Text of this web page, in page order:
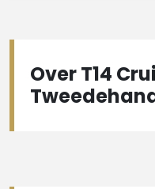
Over T14